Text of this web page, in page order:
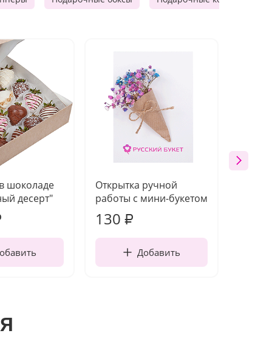
шоколаде
десерт"
Открытка ручной
работы с мини-букетом
130 ₽
Добавить